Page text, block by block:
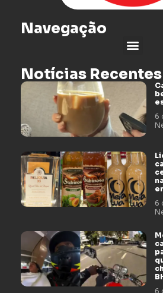
Navegação
Notícias Recentes
6
6
6